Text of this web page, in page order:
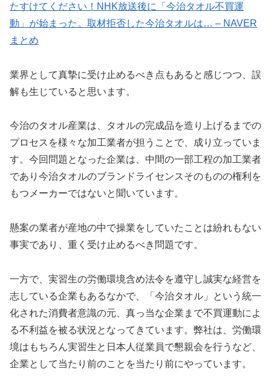
たすけてください！NHK放送後に「今治タオル不買運
動」が始まった。取材拒否した今治タオルは… – NAVER
まとめ
業界として真摯に受け止めるべき点もあると感じつつ、誤
解も生じていると思います。
今治のタオル産業は、タオルの完成品を造り上げるまでの
プロセスを様々な加工業者が担うことで、成り立っていま
す。今回問題となった企業は、中間の一部工程の加工業者
であり今治タオルのブランドライセンスそのものの権利を
もつメーカーではないと聞いています。
懸案の業者が産地の中で操業をしていたことは紛れもない
事実であり、重く受け止めるべき問題です。
一方で、実習生の労働環境含め法令を遵守し誠実な経営を
志している企業もあるなかで、「今治タオル」という統一
化された消費者意識の元、真っ当な企業まで不買運動によ
る不利益を被る状況となってきています。弊社は、労働環
境はもちろん実習生と日本人従業員で懇親会を行うなど、
企業として当たり前のことを当たり前にやっています。